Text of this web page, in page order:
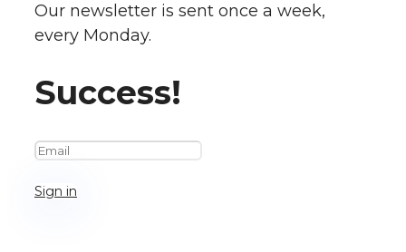
Our newsletter is sent once a week,
every Monday.
Success!
Sign in